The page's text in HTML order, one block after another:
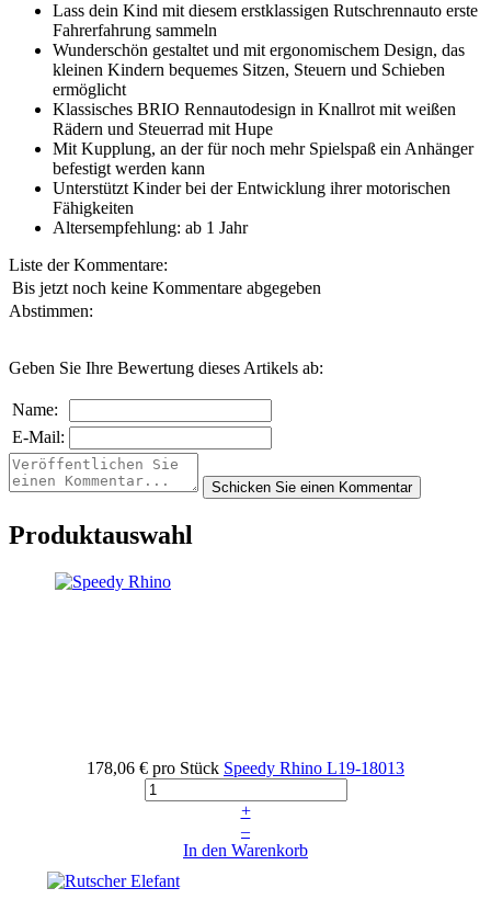
Lass dein Kind mit diesem erstklassigen Rutschrennauto erste
Fahrerfahrung sammeln
Wunderschön gestaltet und mit ergonomischem Design, das
kleinen Kindern bequemes Sitzen, Steuern und Schieben
ermöglicht
Klassisches BRIO Rennautodesign in Knallrot mit weißen
Rädern und Steuerrad mit Hupe
Mit Kupplung, an der für noch mehr Spielspaß ein Anhänger
befestigt werden kann
Unterstützt Kinder bei der Entwicklung ihrer motorischen
Fähigkeiten
Altersempfehlung: ab 1 Jahr
Liste der Kommentare:
Bis jetzt noch keine Kommentare abgegeben
Abstimmen:
Geben Sie Ihre Bewertung dieses Artikels ab:
Name:
E-Mail:
Produktauswahl
178,06 € pro Stück Speedy Rhino L19-18013
+
–
In den Warenkorb